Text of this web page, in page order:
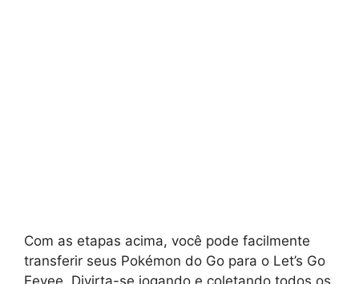
Com as etapas acima, você pode facilmente
transferir seus Pokémon do Go para o Let’s Go